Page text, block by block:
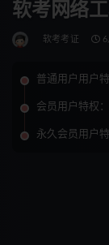
软考网络
软考考证
普通用户用户特
会员用户特权：
永久会员用户特